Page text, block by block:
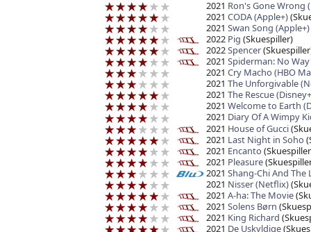
2021 Ron's Gone Wrong
2021 CODA (Apple+)
2021 Swan Song (Apple+)
2022 Pig (Skuespiller)
2022Spencer
2021 Spiderman: No
2021 Cry Macho (HBO
2021 The Unforgivable
2021 The Rescue
2021 Welcome to Earth
2021 Diary Of A Wimpy
2021 House of Gucci
2021 Last Night in Soho
2021 Encanto
2021 Pleasure
2021 Shang-Chi And The
2021 Nisser (Netflix)
2021 A-ha: The Movie
2021 Solens Børn
2021 King Richard
2021 De Uskyldige